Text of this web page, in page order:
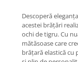
Coliere cu Perle
COLIERE ȘNUR
Coliere cu Inimioare
Coliere cu Cruce
Descoperă
acestei brățări
ochi de tigru. Cu
mătăsoase care
brățară elastică cu